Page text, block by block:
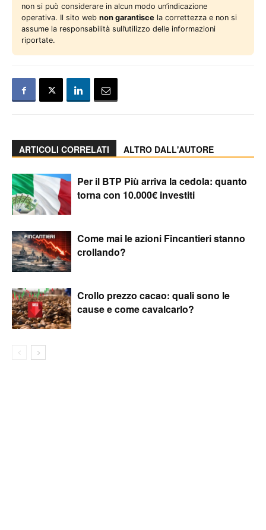
non si può considerare in alcun modo un’indicazione
operativa. Il sito web non garantisce la correttezza e non si
assume la responsabilità sull’utilizzo delle informazioni
riportate.
ARTICOLI CORRELATI ALTRO DALL'AUTORE
Per il BTP Più arriva la cedola: quanto
torna con 10.000€ investiti
Come mai le azioni Fincantieri stanno
crollando?
Crollo prezzo cacao: quali sono le
cause e come cavalcarlo?